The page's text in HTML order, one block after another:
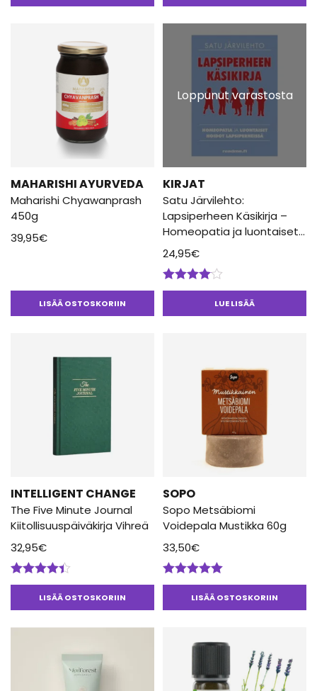
MAHARISHI AYURVEDA
Maharishi Chyawanprash
450g
39,95€
LISÄÄ OSTOSKORIIN
Loppunut varastosta
KIRJAT
Satu Järvilehto:
Lapsiperheen Käsikirja –
Homeopatia ja luontaiset
hoidot lapsiperheissä
24,95€
Arvostelu
LUE LISÄÄ
INTELLIGENT CHANGE
The Five Minute Journal
Kiitollisuuspäiväkirja Vihreä
32,95€
Arvostelu
tuotteesta:LISÄÄ OSTOSKORIIN
SOPO
Sopo Metsäbiomi
Voidepala Mustikka 60g
33,50€
Arvostelu
tuotteesta:LISÄÄ OSTOSKORIIN